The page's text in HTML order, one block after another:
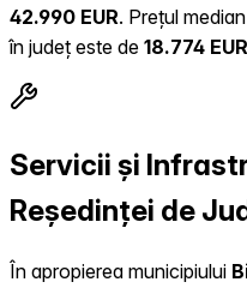
42.990 EUR. Prețul
în județ este de 18.774 EUR
Servicii și
Reședinței de
În apropierea municipiului